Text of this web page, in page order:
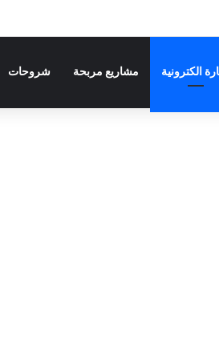
الكترونية مشاريع مربحة شروحات